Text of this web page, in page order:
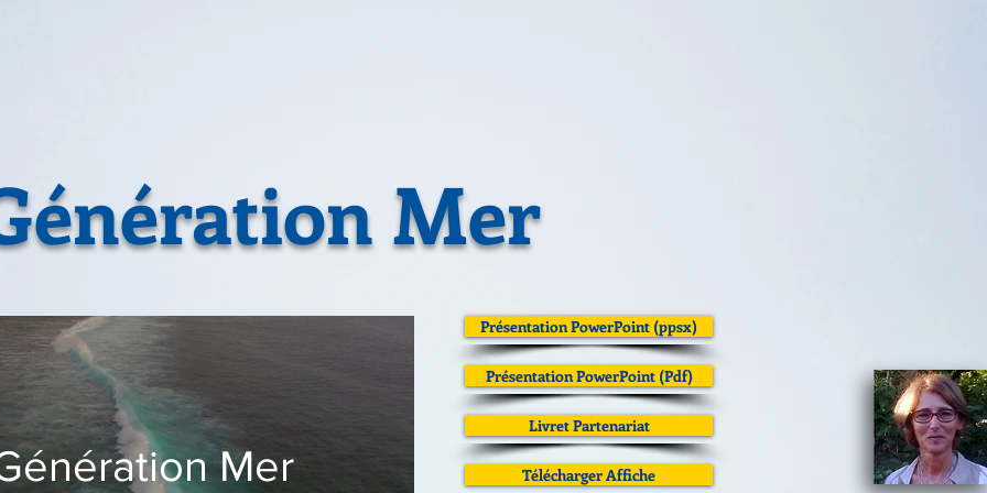
Mer
Mer
Présentation PowerPoint (ppsx)
Présentation PowerPoint (Pdf)
Livret Partenariat
Télécharger Affiche